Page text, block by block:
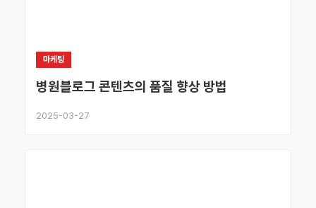
마케팅
병원블로그 콘텐츠의 품질 향상 방법
2025-03-27